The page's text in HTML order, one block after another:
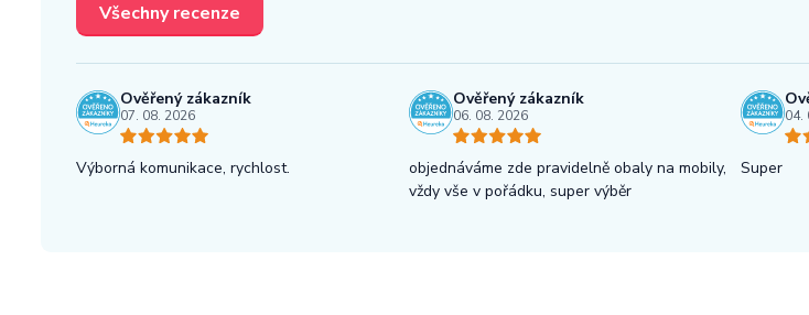
Všechny recenze
Ověřený zákazník
07. 08. 2026
Výborná komunikace, rychlost.
Ověřený zákazník
06. 08. 2026
objednáváme zde pravidelně obaly na mobily,
vždy vše v pořádku, super výběr
04.
Super